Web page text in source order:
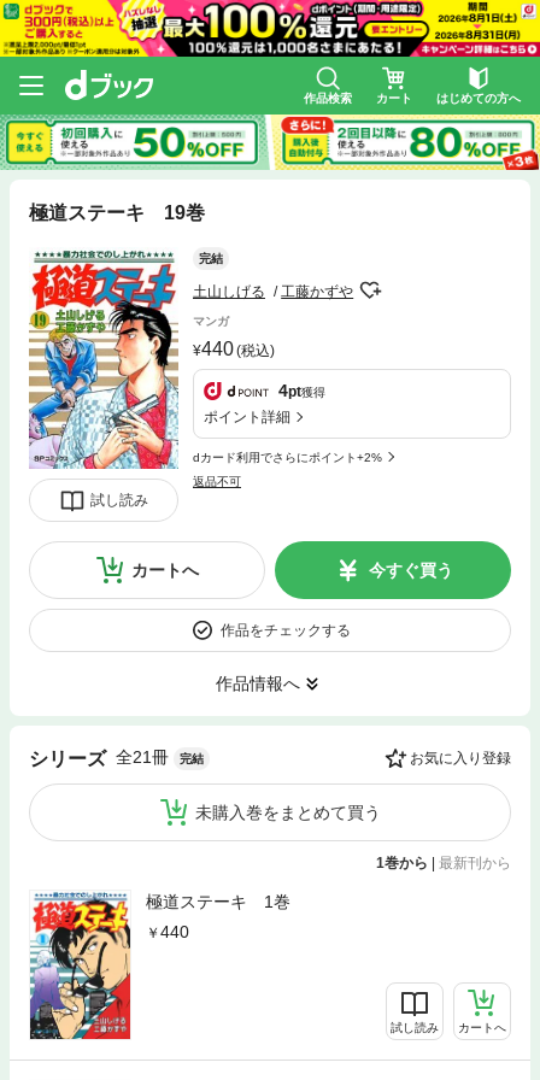
作品検索 カート はじめての方へ
極道ステーキ 19巻
試し読み
完結
土山しげる 工藤かずや
マンガ
440(税込)
4pt獲得
ポイント詳細
dカード利用でさらにポイント+2%
返品不可
カートへ 今すぐ買う
作品をチェックする
作品情報へ
シリーズ 全21冊 完結 お気に入り登録
未購入巻をまとめて買う
1巻から | 最新刊から
極道ステーキ 1巻
440
試し読み カートへ